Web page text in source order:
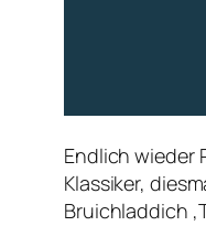
Endlich wieder
Klassiker,
Bruichladdich